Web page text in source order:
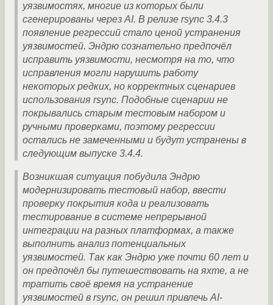
уязвимостях, многие из которых были
сгенерированы через AI. В релизе rsync 3.4.3
появление регрессий стало ценой устранения
уязвимостей. Эндрю сознательно предпочёл
исправить уязвимости, несмотря на то, что
исправления могли нарушить работу
некоторых редких, но корректных сценариев
использования rsync. Подобные сценарии не
покрывались старым тестовым набором и
ручными проверками, поэтому регрессии
остались не замеченными и будут устранены в
следующим выпуске 3.4.4.
Возникшая ситуация побудила Эндрю
модернизировать тестовый набор, ввести
проверку покрытия кода и реализовать
тестирование в системе непрерывной
интеграции на разных платформах, а также
выполнить анализ потенциальных
уязвимостей. Так как Эндрю уже почти 60 лет и
он предпочёл бы путешествовать на яхте, а не
тратить своё время на устранение
уязвимостей в rsync, он решил привлечь AI-